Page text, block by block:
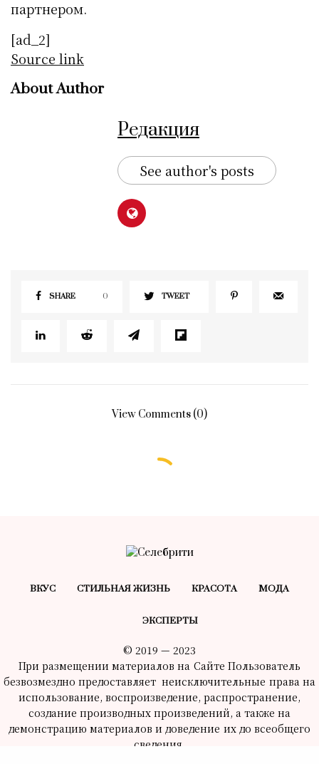
партнером.
[ad_2]
Source link
About Author
Редакция
See author's posts
SHARE 0 TWEET
View Comments (0)
брак матери принца Филиппа